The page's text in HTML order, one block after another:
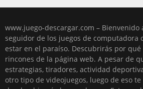
www.juego-descargar.com –
seguidor de los juegos de computadora
estar en el paraíso. Descubrirás por
rincones de la página web. A pesar de
estrategias, tiradores, actividad
otro tipo de videojuegos, luego de eso